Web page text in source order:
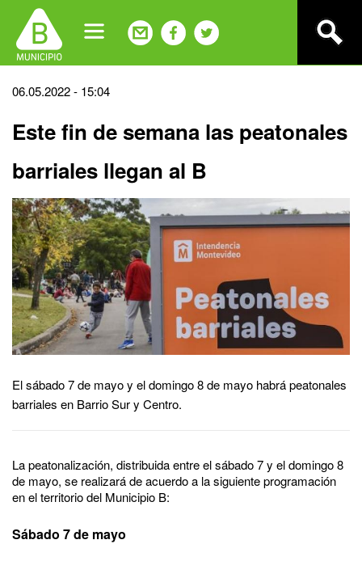
navigation
Back
top
06.05.2022 - 15:04
Este fin de semana las peatonales
barriales llegan al B
El sábado 7 de mayo y el domingo 8 de mayo habrá peatonales
barriales en Barrio Sur y Centro.
La peatonalización, distribuida entre el sábado 7 y el domingo 8
de mayo, se realizará de acuerdo a la siguiente programación
en el territorio del Municipio B:
Sábado 7 de mayo